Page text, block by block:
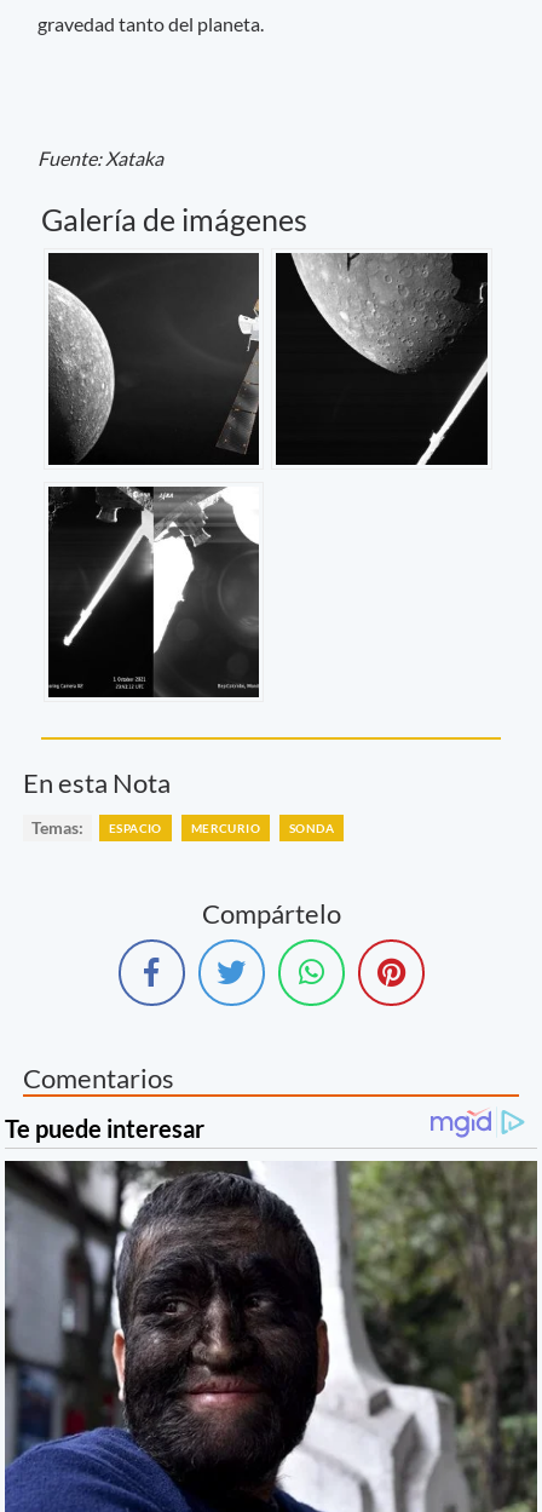
gravedad tanto del planeta.
Fuente: Xataka
Galería de imágenes
En esta Nota
Temas: ESPACIO MERCURIO SONDA
Compártelo
Comentarios